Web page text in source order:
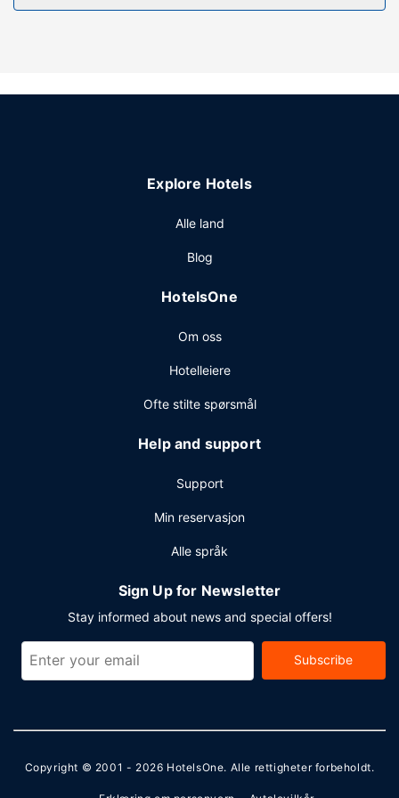
Resepsjonen er kun bemannet i et begrenset antall timer.
Explore Hotels
Alle land
Blog
HotelsOne
Om oss
Hotelleiere
Ofte stilte spørsmål
Help and support
Support
Min reservasjon
Alle språk
Sign Up for Newsletter
Stay informed about news and special offers!
Subscribe
Copyright © 2001 - 2026 HotelsOne. Alle rettigheter forbeholdt.